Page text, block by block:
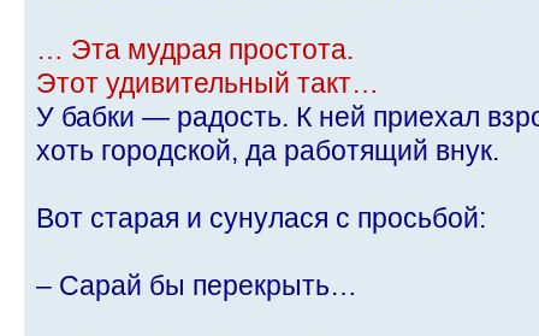
… Эта мудрая простота.
Этот удивительный такт…
У бабки — радость. К ней приехал
хоть городской, да работящий внук.
Вот старая и сунулася с просьбой:
– Сарай бы перекрыть…